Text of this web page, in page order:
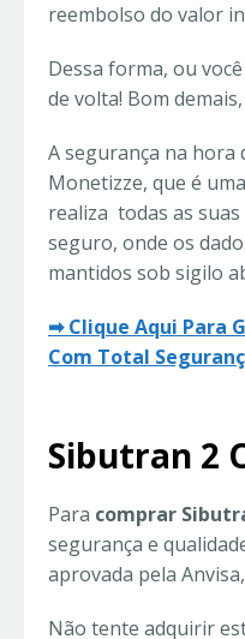
reembolso do valor
Dessa forma, ou
de volta! Bom
A segurança na hora
Monetizze, que é
realiza todas as
seguro, onde os
mantidos sob sigilo
➡ Clique Aqui Para
Com Total
Sibutran 2
Para comprar
segurança e
aprovada pela Anvisa,
Não tente adquirir